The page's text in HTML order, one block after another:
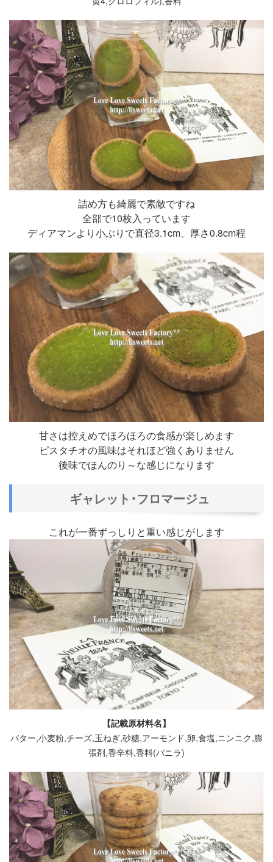
詰め方も綺麗で素敵ですね
全部で10枚入っています
ディアマンより小ぶりで直径3.1cm、厚さ0.8cm程
甘さは控えめでほろほろの食感が楽しめます
ピスタチオの風味はそれほど強くありません
後味でほんのり～な感じになります
ギャレット･フロマージュ
これが一番ずっしりと重い感じがします
【記載原材料名】
バター,小麦粉,チーズ,玉ねぎ,砂糖,アーモンド,卵,食塩,ニンニク,膨
張剤,香辛料,香料(バニラ)